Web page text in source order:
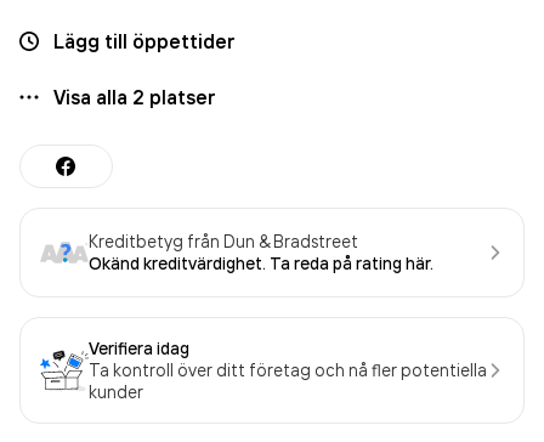
Lägg till öppettider
Visa alla 2 platser
Kreditbetyg från Dun & Bradstreet
Okänd kreditvärdighet. Ta reda på rating här.
Verifiera idag
Ta kontroll över ditt företag och nå fler potentiella
kunder